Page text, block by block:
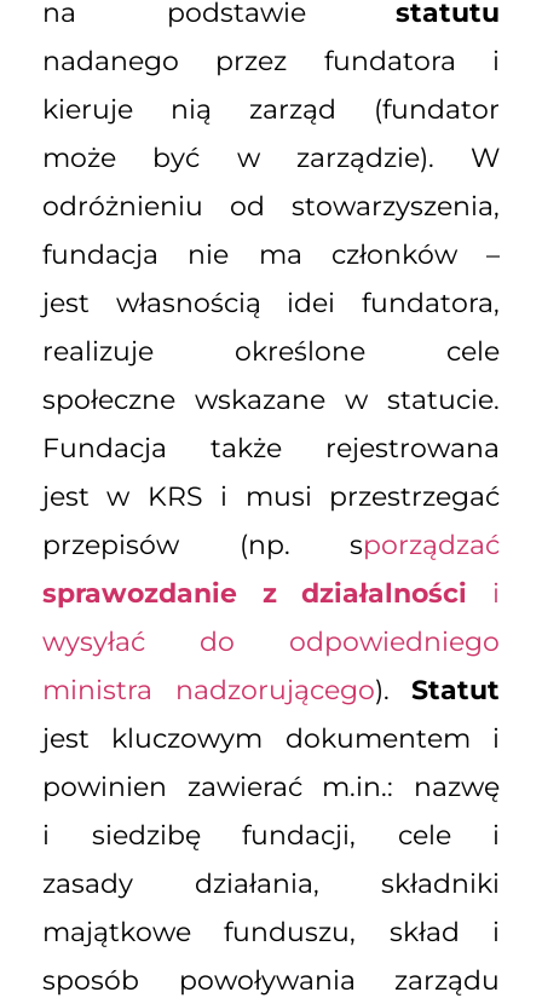
na podstawie statutu
nadanego przez fundatora i
kieruje nią zarząd (fundator
może być w zarządzie). W
odróżnieniu od stowarzyszenia,
fundacja nie ma członków –
jest własnością idei fundatora,
realizuje określone cele
społeczne wskazane w statucie.
Fundacja także rejestrowana
jest w KRS i musi przestrzegać
przepisów (np. sporządzać
sprawozdanie z działalności i
wysyłać do odpowiedniego
ministra nadzorującego). Statut
jest kluczowym dokumentem i
powinien zawierać m.in.: nazwę
i siedzibę fundacji, cele i
zasady działania, składniki
majątkowe funduszu, skład i
sposób powoływania zarządu